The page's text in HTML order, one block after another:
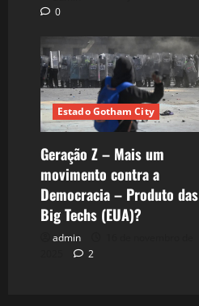
0
Estado Gotham City
Geração Z – Mais um
movimento contra a
Democracia – Produto das
Big Techs (EUA)?
admin
2